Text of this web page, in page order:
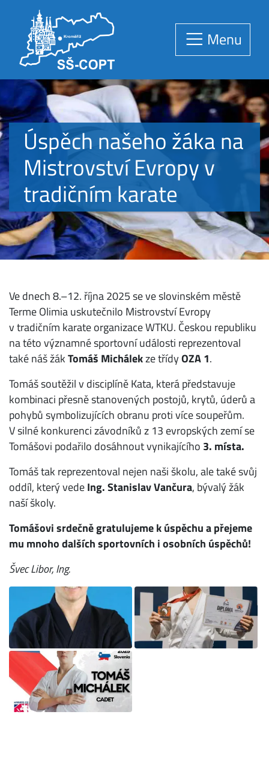
Menu
Úspěch našeho žáka na
Mistrovství Evropy v
tradičním karate
Ve dnech 8.–12. října 2025 se ve slovinském městě
Terme Olimia uskutečnilo Mistrovství Evropy
v tradičním karate organizace WTKU. Českou republiku
na této významné sportovní události reprezentoval
také náš žákTomáš Michálekze třídyOZA 1.
Tomáš soutěžil v disciplíně Kata, která představuje
kombinaci přesně stanovených postojů, krytů, úderů a
pohybů symbolizujících obranu proti více soupeřům.
V silné konkurenci závodníků z 13 evropských zemí se
Tomášovi podařilo dosáhnout vynikajícího 3. místa.
Tomáš tak reprezentoval nejen naši školu, ale také svůj
oddíl, který vedeIng. Stanislav Vančura, bývalý žák
naší školy.
Tomášovi srdečně gratulujeme k úspěchu a přejeme
mu mnoho dalších sportovních i osobních úspěchů!
Švec Libor, Ing.